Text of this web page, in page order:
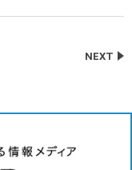
NEXT